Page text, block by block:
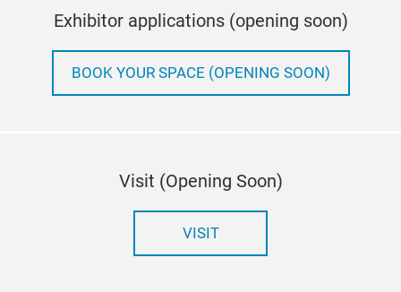
Exhibitor applications (opening soon)
BOOK YOUR SPACE (OPENING SOON)
Visit (Opening Soon)
VISIT